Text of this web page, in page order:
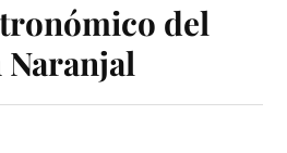
del
Naranjal